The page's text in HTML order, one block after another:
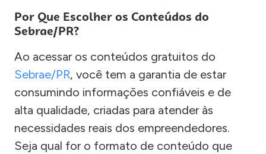
Por Que Escolher os Conteúdos do
Sebrae/PR?
Ao acessar os conteúdos gratuitos do
Sebrae/PR, você tem a garantia de estar
consumindo informações confiáveis e de
alta qualidade, criadas para atender às
necessidades reais dos empreendedores.
Seja qual for o formato de conteúdo que